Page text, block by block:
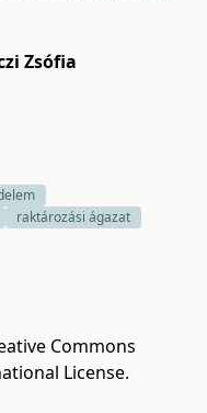
Zsófia
raktározási ágazat
Commons
License.